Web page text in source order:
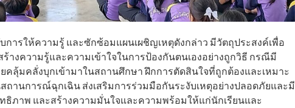
การให้ความรู้ และซักซ้อมแผนเผชิญเหตุดังกล่าว มีวัตถุประสงค์เพื่อ
ร้างความรู้และความเข้าใจในการป้องกันตนเองอย่างถูกวิธี กรณีมี
คลุ้มคลั่งบุกเข้ามาในสถานศึกษา ฝึกการตัดสินใจที่ถูกต้องและเหมาะ
ถานการณ์ฉุกเฉิน ส่งเสริมการร่วมมือกันระงับเหตุอย่างปลอดภัยและมี
ธิภาพ และสร้างความมั่นใจและความพร้อมให้แก่นักเรียนและ